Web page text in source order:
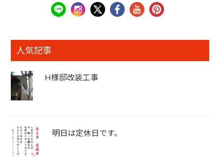
人気記事
H様邸改装工事
明日は定休日です。